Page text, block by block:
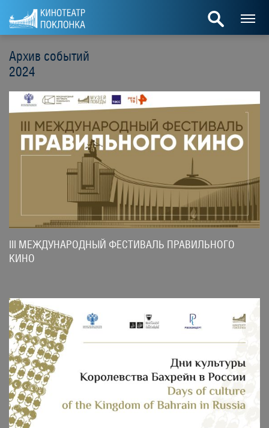
Архив событий
2024
III МЕЖДУНАРОДНЫЙ ФЕСТИВАЛЬ ПРАВИЛЬНОГО
КИНО